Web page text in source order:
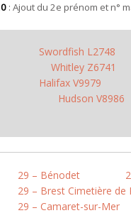
: Ajout du 2e prénom et n°
Swordfish L2748
Whitley Z6741
Halifax V9979
Hudson V8986
29 – Bénodet
29 – Brest Cimetière de
29 – Camaret-sur-Mer